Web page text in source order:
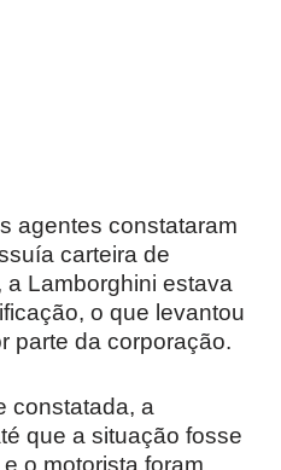
agentes constataram
carteira de
a Lamborghini estava
o que levantou
parte da corporação.
constatada, a
que a situação fosse
o motorista foram